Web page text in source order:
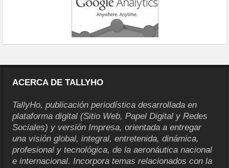
ACERCA DE TALLYHO
TallyHo, publicación periodística desarrollada en
plataforma digital (Sitio Web, Papel Digital y Redes
Sociales) y versión Impresa, orientada a entregar
una visión global, integral, entretenida, dinámica,
profesional y tecnológica, de la aeronáutica nacional
e internacional. Incorpora temas relacionados con la